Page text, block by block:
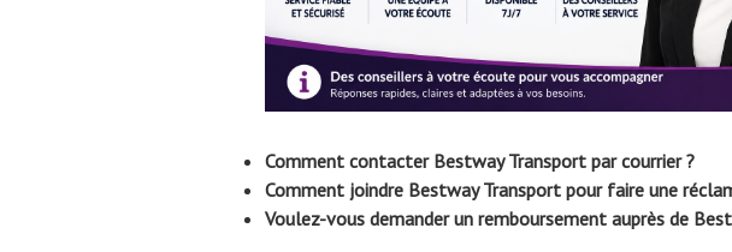
Comment contacter Bestway Transport par courrier ?
Comment joindre Bestway Transport pour faire une
Voulez-vous demander un remboursement auprès de